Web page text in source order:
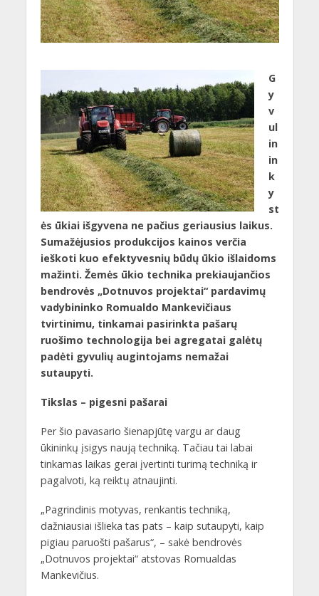
G
y
v
ul
in
in
k
y
st
ės ūkiai išgyvena ne pačius geriausius laikus.
Sumažėjusios produkcijos kainos verčia
ieškoti kuo efektyvesnių būdų ūkio išlaidoms
mažinti. Žemės ūkio technika prekiaujančios
bendrovės „Dotnuvos projektai“ pardavimų
vadybininko Romualdo Mankevičiaus
tvirtinimu, tinkamai pasirinkta pašarų
ruošimo technologija bei agregatai galėtų
padėti gyvulių augintojams nemažai
sutaupyti.
Tikslas – pigesni pašarai
Per šio pavasario šienapjūtę vargu ar daug
ūkininkų įsigys naują techniką. Tačiau tai labai
tinkamas laikas gerai įvertinti turimą techniką ir
pagalvoti, ką reiktų atnaujinti.
„Pagrindinis motyvas, renkantis techniką,
dažniausiai išlieka tas pats – kaip sutaupyti, kaip
pigiau paruošti pašarus“, – sakė bendrovės
„Dotnuvos projektai“ atstovas Romualdas
Mankevičius.